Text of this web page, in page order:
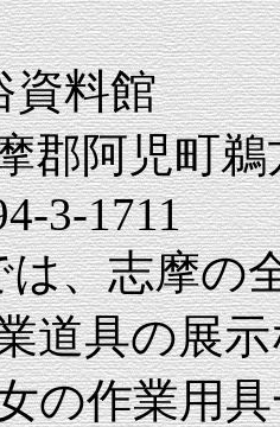
資料館
阿児町鵜
3-1711
は、志摩の
道具の展
の作業用